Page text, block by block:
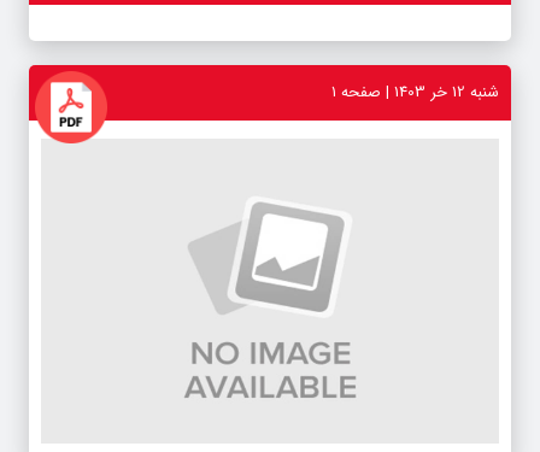
شنبه 12 خر 1403 | صفحه ۱